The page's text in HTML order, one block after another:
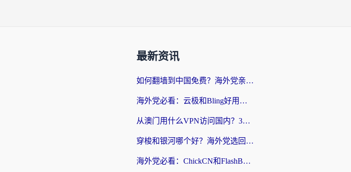
最新资讯
如何翻墙到中国免费？海外党亲测：从踩坑到选对加速器的全攻略
海外党必看：云极和Bling好用吗？3分钟教你选对回国加速器
从澳门用什么VPN访问国内？3个实用标准帮你避开坑，无缝刷剧听歌
穿梭和银河哪个好？海外党选回国加速器的避坑指南，附番茄加速器实测体验
海外党必看：ChickCN和FlashBack好用吗？3招教你选对回国加速器（附云极、HomeCN、斧牛vs艾果对比）